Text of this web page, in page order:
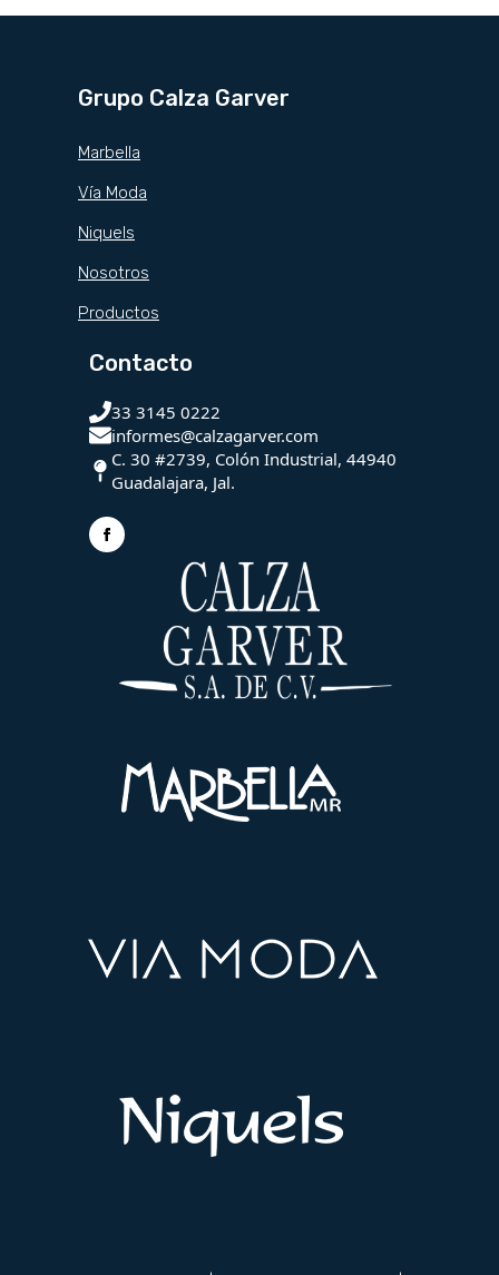
Grupo Calza Garver
Marbella
Vía Moda
Niquels
Nosotros
Productos
Contacto
33 3145 0222
informes@calzagarver.com
C. 30 #2739, Colón Industrial, 44940
Guadalajara, Jal.